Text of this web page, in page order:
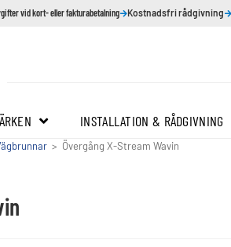
vid kort- eller fakturabetalning Kostnadsfri rådgivning
INSTALLATION & RÅDGIVNING
> Övergång X-Stream Wavin